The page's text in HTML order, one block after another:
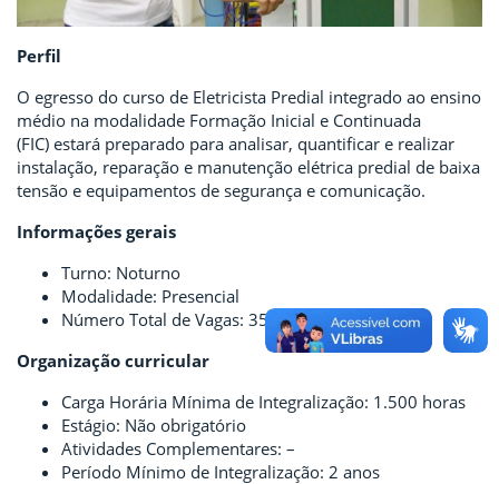
Perfil
O egresso do curso de Eletricista Predial integrado ao ensino
médio na modalidade Formação Inicial e Continuada
(FIC) estará preparado para analisar, quantificar e realizar
instalação, reparação e manutenção elétrica predial de baixa
tensão e equipamentos de segurança e comunicação.
Informações gerais
Turno: Noturno
Modalidade: Presencial
Número Total de Vagas: 35 vagas
Organização curricular
Carga Horária Mínima de Integralização: 1.500 horas
Estágio: Não obrigatório
Atividades Complementares: –
Período Mínimo de Integralização: 2 anos